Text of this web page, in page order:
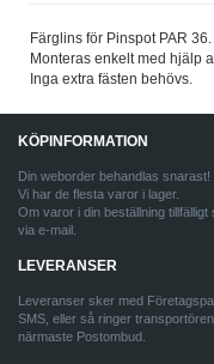
Färglins för Pinspot PAR 36.
Monteras enkelt med hjälp
Inga extra fästen behövs.
KÖPINFORMATION
Din weborder behandlas snarast!
Vi har de flesta varor i lager.
Om varor i din beställning
via e-mail.
LEVERANSER
Leveranser sker med
SMS, eller så ringer
närmaste Postombud.